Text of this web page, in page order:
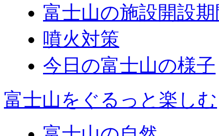
富士山の施設開設
噴火対策
今日の富士山の様子
富士山をぐるっと楽しむ